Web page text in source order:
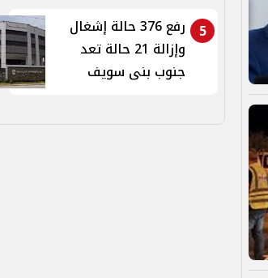
5
رفع 376 حالة إشغال
وإزالة 21 حالة تعد
جنوب بنى سويف